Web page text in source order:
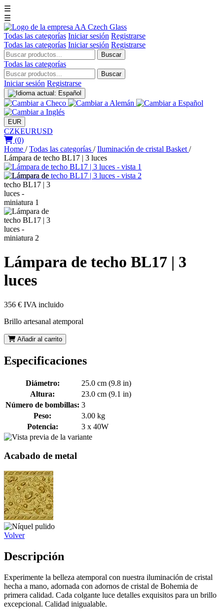
☰
☰
Todas las categorías Iniciar sesión Registrarse
Todas las categorías Iniciar sesión Registrarse
Buscar
Todas las categorías
Buscar
Iniciar sesión Registrarse
EUR
CZKEURUSD
(0)
Home / Todas las categorías / Iluminación de cristal Basket /
Lámpara de techo BL17 | 3 luces
Lámpara de techo BL17 | 3
luces
356 € IVA incluido
Brillo artesanal atemporal
Añadir al carrito
Especificaciones
Diámetro:
25.0 cm (9.8 in)
Altura:
23.0 cm (9.1 in)
Número de bombillas: 3
Peso:
3.00 kg
Potencia:
3 x 40W
Acabado de metal
Volver
Descripción
Experimente la belleza atemporal con nuestra iluminación de cristal
hecha a mano, adornada con adornos de cristal de Bohemia de
primera calidad. Cada colgante luce detalles exquisitos para un brillo
excepcional. Calidad inigualable.